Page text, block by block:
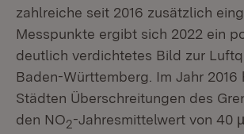
zahlreiche seit 2016 zusätzlich
Messpunkte ergibt sich 2022 ein
deutlich verdichtetes Bild zur
Baden-Württemberg. Im Jahr 2016
Städten Überschreitungen des
den NO2-Jahresmittelwert von 40